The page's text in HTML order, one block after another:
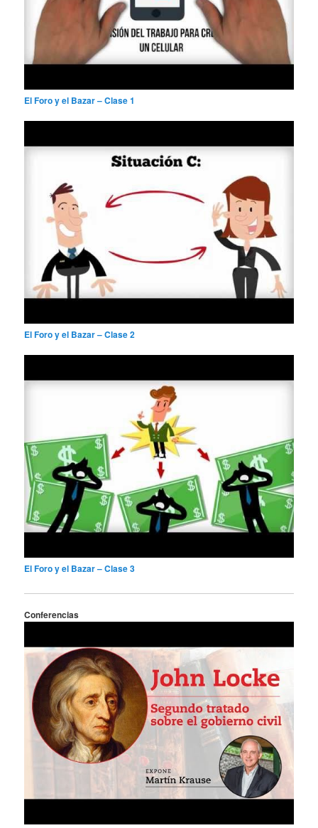
El Foro y el Bazar – Clase 1
El Foro y el Bazar – Clase 2
El Foro y el Bazar – Clase 3
Conferencias